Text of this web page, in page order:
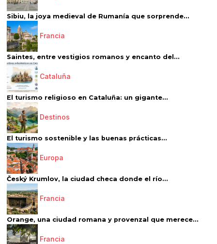
Sibiu, la joya medieval de Rumanía que sorprende...
Francia
Saintes, entre vestigios romanos y encanto del...
Cataluña
El turismo religioso en Cataluña: un gigante...
Destinos
El turismo sostenible y las buenas prácticas...
Europa
Český Krumlov, la ciudad checa donde el río...
Francia
Orange, una ciudad romana y provenzal que merece...
Francia